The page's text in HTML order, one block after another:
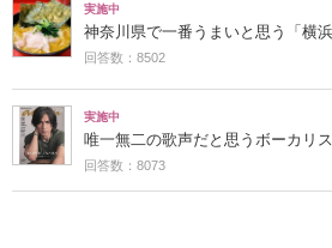
実施中
神奈川県で一番うまいと思う「横
回答数：8502
実施中
唯一無二の歌声だと思うボーカリ
回答数：8073